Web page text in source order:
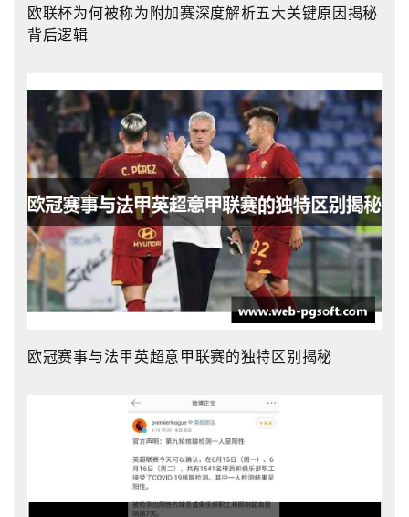
欧联杯为何被称为附加赛深度解析五大关键原因揭秘
背后逻辑
欧冠赛事与法甲英超意甲联赛的独特区别揭秘